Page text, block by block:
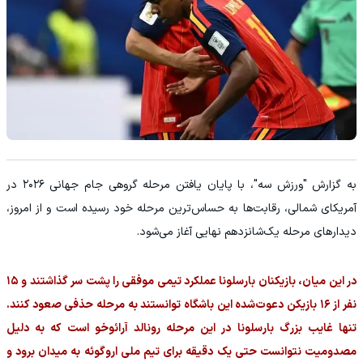
به گزارش "ورزش سه"، با پایان یافتن مرحله گروهی جام جهانی ۲۰۲۶ در
آمریکای شمالی، رقابت‌ها به حساس‌ترین مرحله خود رسیده است و از امروز،
دیدارهای مرحله یک‌شانزدهم نهایی آغاز می‌شود.
در این میان، بازیکنان بارسلونا عملکرد تیمی موفقی را پشت سر گذاشتند و ۱۵
نفر از ۱۶ بازیکن دعوت‌شده این باشگاه توانستند به مرحله حذفی صعود کنند.
تنها غایب بزرگ بارسلونا در این مرحله رونالد آرائوخو است که به دلیل
مصدومیت نتوانست حتی یک دقیقه برای تیم ملی اروگوئه به میدان برود و